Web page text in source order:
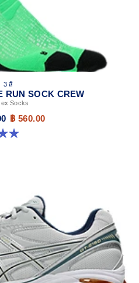
3 สี
RUN SOCK CREW
Socks
฿ 560.00